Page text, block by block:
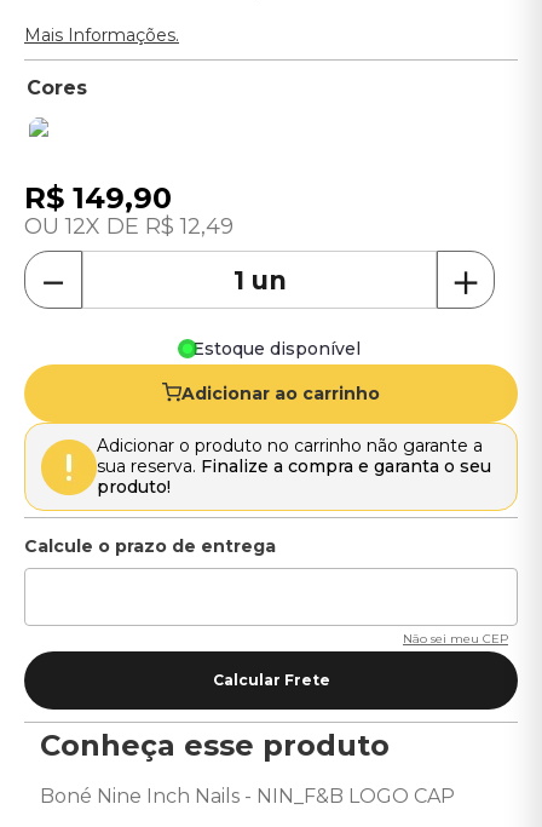
Mais Informações.
R$ 149,90
12 R$ 12,49
＋
－
Estoque disponível
Adicionar ao carrinho
Adicionar o produto no carrinho não garante a
sua reserva. Finalize a compra e garanta o seu
produto!
Não sei meu CEP
Conheça esse produto
Boné Nine Inch Nails - NIN_F&B LOGO CAP